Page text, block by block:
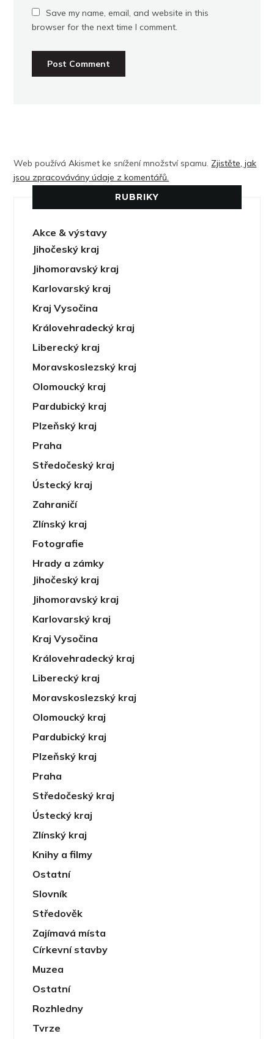
Save my name, email, and website in this
browser for the next time I comment.
Web používá Akismet ke snížení množství spamu. Zjistěte, jak
jsou zpracovávány údaje z komentářů.
RUBRIKY
Akce & výstavy
Jihočeský kraj
Jihomoravský kraj
Karlovarský kraj
Kraj Vysočina
Královehradecký kraj
Liberecký kraj
Moravskoslezský kraj
Olomoucký kraj
Pardubický kraj
Plzeňský kraj
Praha
Středočeský kraj
Ústecký kraj
Zahraničí
Zlínský kraj
Fotografie
Hrady a zámky
Jihočeský kraj
Jihomoravský kraj
Karlovarský kraj
Kraj Vysočina
Královehradecký kraj
Liberecký kraj
Moravskoslezský kraj
Olomoucký kraj
Pardubický kraj
Plzeňský kraj
Praha
Středočeský kraj
Ústecký kraj
Zlínský kraj
Knihy a filmy
Ostatní
Slovník
Středověk
Zajímavá místa
Církevní stavby
Muzea
Ostatní
Rozhledny
Tvrze